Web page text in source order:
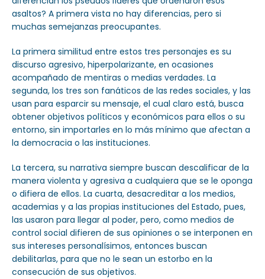
asaltos? A primera vista no hay diferencias, pero si
muchas semejanzas preocupantes.
La primera similitud entre estos tres personajes es su
discurso agresivo, hiperpolarizante, en ocasiones
acompañado de mentiras o medias verdades. La
segunda, los tres son fanáticos de las redes sociales, y las
usan para esparcir su mensaje, el cual claro está, busca
obtener objetivos políticos y económicos para ellos o su
entorno, sin importarles en lo más mínimo que afectan a
la democracia o las instituciones.
La tercera, su narrativa siempre buscan descalificar de la
manera violenta y agresiva a cualquiera que se le oponga
o difiera de ellos. La cuarta, desacreditar a los medios,
academias y a las propias instituciones del Estado, pues,
las usaron para llegar al poder, pero, como medios de
control social difieren de sus opiniones o se interponen en
sus intereses personalísimos, entonces buscan
debilitarlas, para que no le sean un estorbo en la
consecución de sus objetivos.